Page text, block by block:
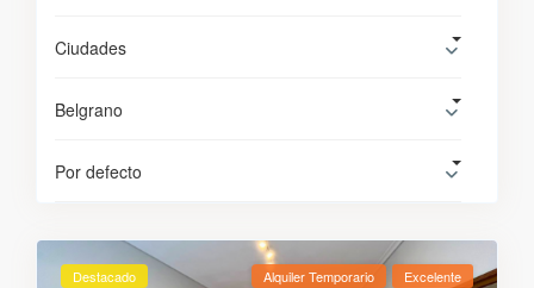
Ciudades
Belgrano
Por defecto
Destacado Alquiler Temporario Excelente